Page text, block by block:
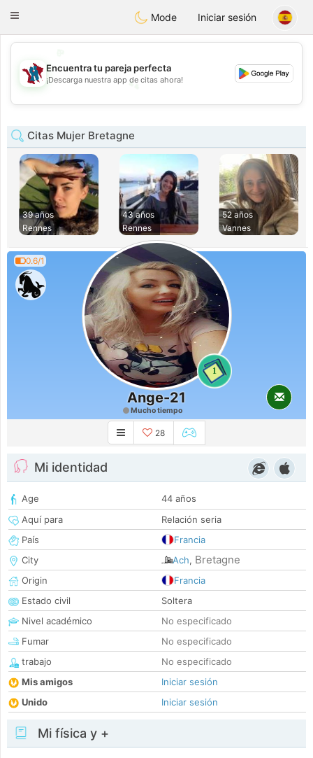
JTaimerais
Toggle
Mode Iniciar sesión
💕
💕
Encuentra tu pareja perfecta
¡Descarga nuestra app de citas ahora!
Citas Mujer Bretagne
39 años
Rennes
43 años
Rennes
52 años
Vannes
0.6/1
1
Ange-21
Mucho tiempo
28
Mi identidad
Age
44 años
Aquí para
Relación seria
País
Francia
City
Ach, Bretagne
Origin
Francia
Estado civil
Soltera
Nivel académico
No especificado
Fumar
No especificado
trabajo
No especificado
Mis amigos
Iniciar sesión
Unido
Iniciar sesión
Mi física y +